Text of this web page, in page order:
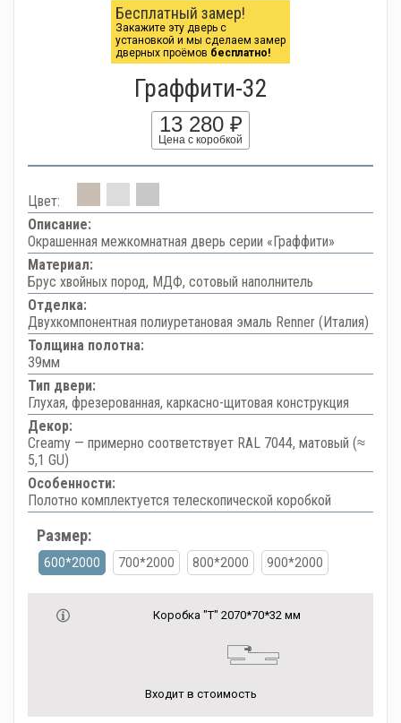
Бесплатный замер!
Закажите эту дверь с
установкой и мы сделаем замер
дверных проёмов бесплатно!
Граффити-32
13 280 ₽
Цена с коробкой
Цвет:
Описание:
Окрашенная межкомнатная дверь серии «Граффити»
Материал:
Брус хвойных пород, МДФ, сотовый наполнитель
Отделка:
Двухкомпонентная полиуретановая эмаль Renner (Италия)
Толщина полотна:
39мм
Тип двери:
Глухая, фрезерованная, каркасно-щитовая конструкция
Декор:
Creamy — примерно соответствует RAL 7044, матовый (≈
5,1 GU)
Особенности:
Полотно комплектуется телескопической коробкой
Размер:
600*2000 700*2000 800*2000 900*2000
Коробка "Т" 2070*70*32 мм
Входит в стоимость